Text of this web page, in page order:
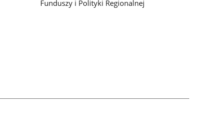
Funduszy i Polityki Regionalnej